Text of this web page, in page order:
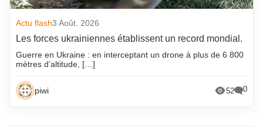
Actu flash3 Août. 2026
Les forces ukrainiennes établissent un record mondial.
Guerre en Ukraine : en interceptant un drone à plus de 6 800
mètres d’altitude, […]
piwi 52 0